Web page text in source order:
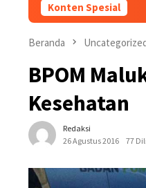
Konten Spesial
Beranda
BPOM
Kesehatan
Redaksi
26 Agustus 2016
77